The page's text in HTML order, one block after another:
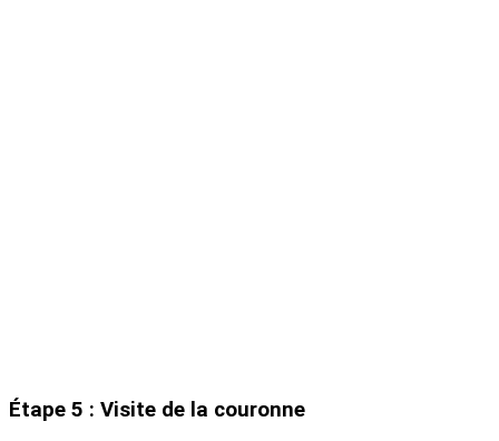
Étape 5 : Visite de la couronne